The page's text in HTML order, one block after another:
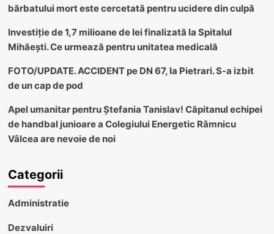
bărbatului mort este cercetată pentru ucidere din culpă
Investiție de 1,7 milioane de lei finalizată la Spitalul
Mihăești. Ce urmează pentru unitatea medicală
FOTO/UPDATE. ACCIDENT pe DN 67, la Pietrari. S-a izbit
de un cap de pod
Apel umanitar pentru Ștefania Tanislav! Căpitanul echipei
de handbal junioare a Colegiului Energetic Râmnicu
Vâlcea are nevoie de noi
Categorii
Administratie
Dezvaluiri